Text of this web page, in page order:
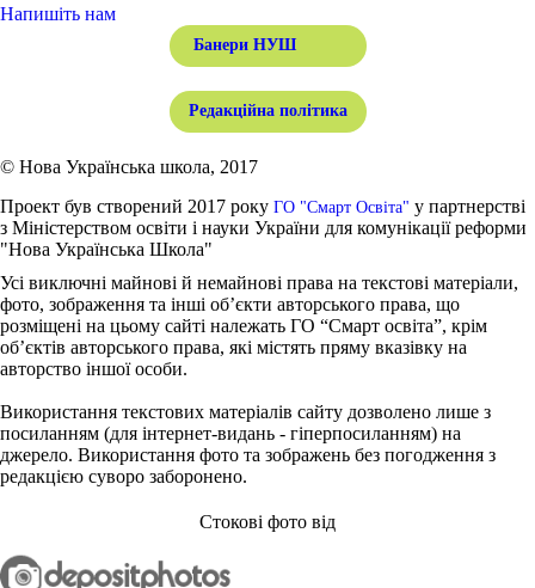
Напишіть нам
Банери НУШ
Редакційна політика
© Нова Українська школа, 2017
Проект був створений 2017 року ГО "Смарт Освіта" у партнерстві
з Міністерством освіти і науки України для комунікації реформи
"Нова Українська Школа"
Усі виключні майнові й немайнові права на текстові матеріали,
фото, зображення та інші об’єкти авторського права, що
розміщені на цьому сайті належать ГО “Смарт освіта”, крім
об’єктів авторського права, які містять пряму вказівку на
авторство іншої особи.
Використання текстових матеріалів сайту дозволено лише з
посиланням (для інтернет-видань - гіперпосиланням) на
джерело. Використання фото та зображень без погодження з
редакцією суворо заборонено.
Стокові фото від